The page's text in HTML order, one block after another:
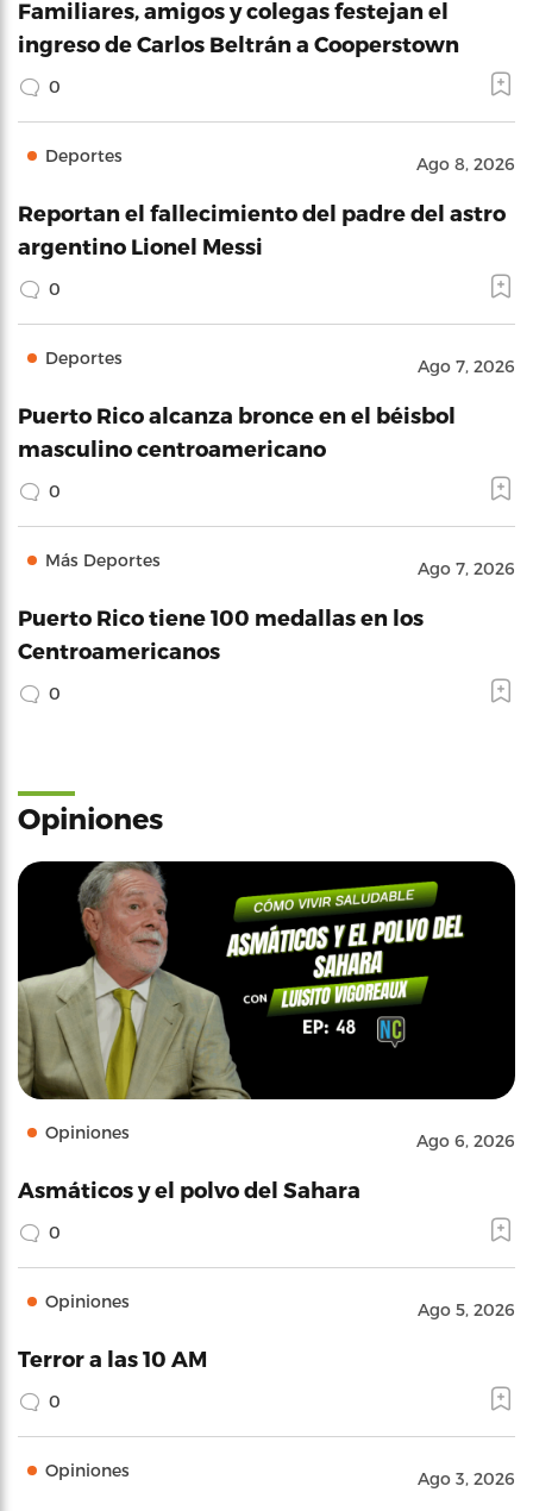
Familiares, amigos y colegas festejan el
ingreso de Carlos Beltrán a Cooperstown
0
Deportes Ago 8, 2026
Reportan el fallecimiento del padre del astro
argentino Lionel Messi
0
Deportes Ago 7, 2026
Puerto Rico alcanza bronce en el béisbol
masculino centroamericano
0
Más Deportes Ago 7, 2026
Puerto Rico tiene 100 medallas en los
Centroamericanos
0
Opiniones
Opiniones Ago 6, 2026
Asmáticos y el polvo del Sahara
0
Opiniones Ago 5, 2026
Terror a las 10 AM
0
Opiniones Ago 3, 2026